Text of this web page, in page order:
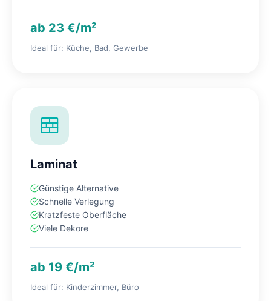
ab 23 €/m²
Ideal für: Küche, Bad, Gewerbe
Laminat
Günstige Alternative
Schnelle Verlegung
Kratzfeste Oberfläche
Viele Dekore
ab 19 €/m²
Ideal für: Kinderzimmer, Büro